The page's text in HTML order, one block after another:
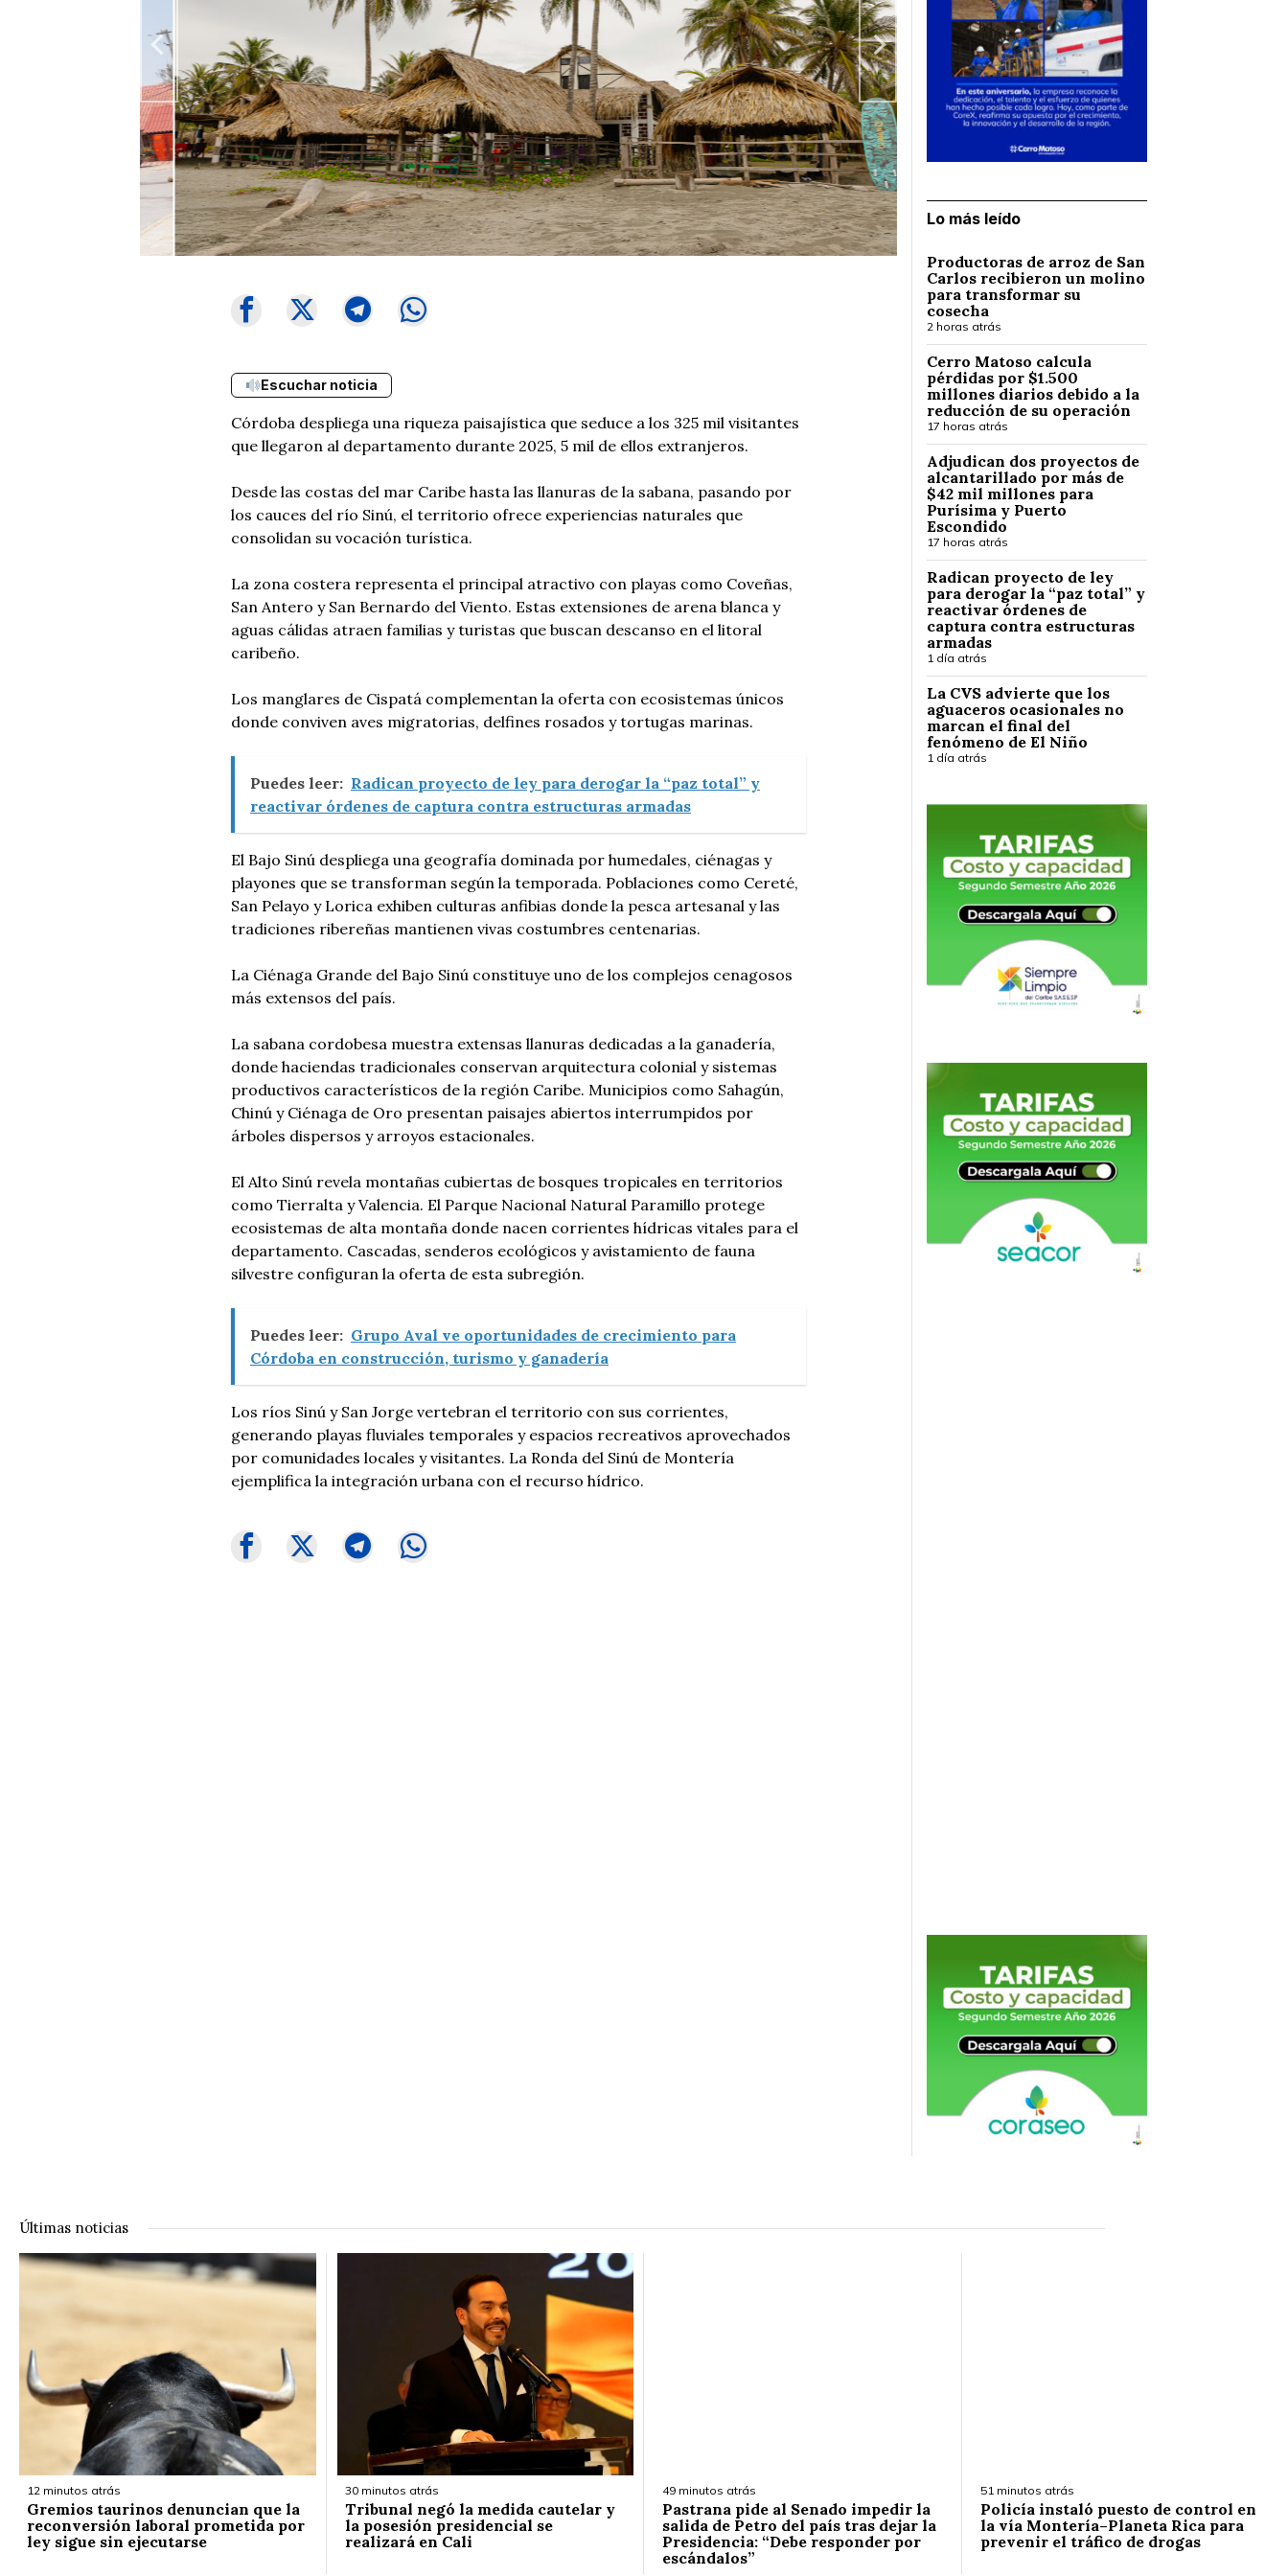
Escuchar noticia
Córdoba despliega una riqueza paisajística que seduce a los 325 mil visitantes
que llegaron al departamento durante 2025, 5 mil de ellos extranjeros.
Desde las costas del mar Caribe hasta las llanuras de la sabana, pasando por
los cauces del río Sinú, el territorio ofrece experiencias naturales que
consolidan su vocación turística.
La zona costera representa el principal atractivo con playas como Coveñas,
San Antero y San Bernardo del Viento. Estas extensiones de arena blanca y
aguas cálidas atraen familias y turistas que buscan descanso en el litoral
caribeño.
Los manglares de Cispatá complementan la oferta con ecosistemas únicos
donde conviven aves migratorias, delfines rosados y tortugas marinas.
Puedes leer: Radican proyecto de ley para derogar la “paz total” y
reactivar órdenes de captura contra estructuras armadas
El Bajo Sinú despliega una geografía dominada por humedales, ciénagas y
playones que se transforman según la temporada. Poblaciones como Cereté,
San Pelayo y Lorica exhiben culturas anfibias donde la pesca artesanal y las
tradiciones ribereñas mantienen vivas costumbres centenarias.
La Ciénaga Grande del Bajo Sinú constituye uno de los complejos cenagosos
más extensos del país.
La sabana cordobesa muestra extensas llanuras dedicadas a la ganadería,
donde haciendas tradicionales conservan arquitectura colonial y sistemas
productivos característicos de la región Caribe. Municipios como Sahagún,
Chinú y Ciénaga de Oro presentan paisajes abiertos interrumpidos por
árboles dispersos y arroyos estacionales.
El Alto Sinú revela montañas cubiertas de bosques tropicales en territorios
como Tierralta y Valencia. El Parque Nacional Natural Paramillo protege
ecosistemas de alta montaña donde nacen corrientes hídricas vitales para el
departamento. Cascadas, senderos ecológicos y avistamiento de fauna
silvestre configuran la oferta de esta subregión.
Puedes leer: Grupo Aval ve oportunidades de crecimiento para
Córdoba en construcción, turismo y ganadería
Los ríos Sinú y San Jorge vertebran el territorio con sus corrientes,
generando playas fluviales temporales y espacios recreativos aprovechados
por comunidades locales y visitantes. La Ronda del Sinú de Montería
ejemplifica la integración urbana con el recurso hídrico.
Lo más leído
Productoras de arroz de San
Carlos recibieron un molino
para transformar su
cosecha
2 horas atrás
Cerro Matoso calcula
pérdidas por $1.500
millones diarios debido a la
reducción de su operación
17 horas atrás
Adjudican dos proyectos de
alcantarillado por más de
$42 mil millones para
Purísima y Puerto
Escondido
17 horas atrás
Radican proyecto de ley
para derogar la “paz total” y
reactivar órdenes de
captura contra estructuras
armadas
1 día atrás
La CVS advierte que los
aguaceros ocasionales no
marcan el final del
fenómeno de El Niño
1 día atrás
Últimas noticias
12 minutos atrás
Gremios taurinos denuncian que la
reconversión laboral prometida por
ley sigue sin ejecutarse
30 minutos atrás
Tribunal negó la medida cautelar y
la posesión presidencial se
realizará en Cali
49 minutos atrás
Pastrana pide al Senado impedir la
salida de Petro del país tras dejar la
Presidencia: “Debe responder por
escándalos”
51 minutos atrás
Policía instaló puesto de control en
la vía Montería–Planeta Rica para
prevenir el tráfico de drogas